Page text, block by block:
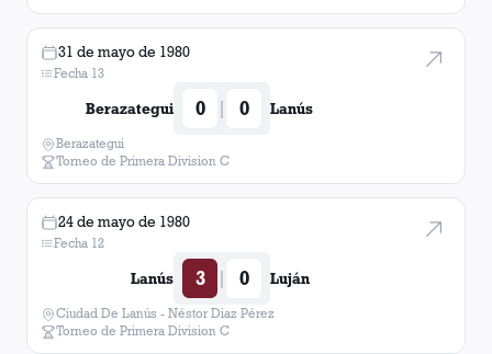
31 de mayo de 1980
Fecha 13
Berazategui 0 | 0 Lanús
Berazategui
Torneo de Primera Division C
24 de mayo de 1980
Fecha 12
Lanús 3 | 0 Luján
Ciudad De Lanús - Néstor Diaz Pérez
Torneo de Primera Division C